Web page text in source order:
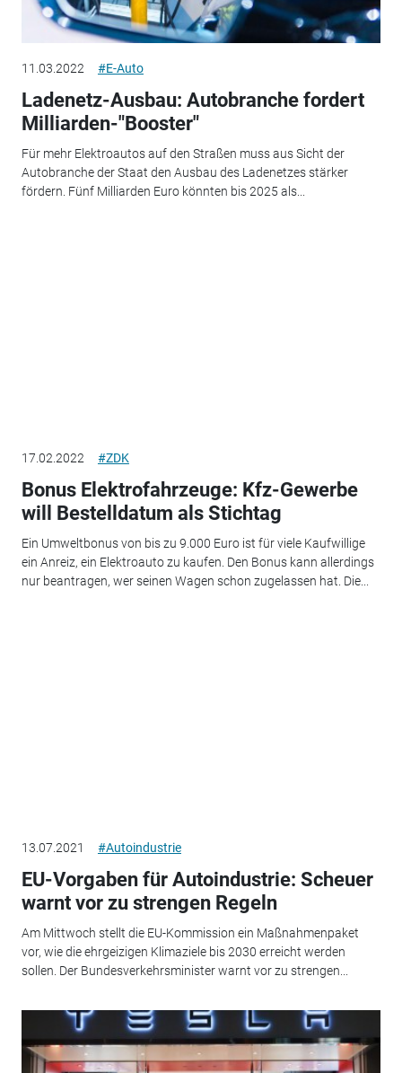
11.03.2022 #E-Auto
Ladenetz-Ausbau: Autobranche fordert
Milliarden-"Booster"
Für mehr Elektroautos auf den Straßen muss aus Sicht der
Autobranche der Staat den Ausbau des Ladenetzes stärker
fördern. Fünf Milliarden Euro könnten bis 2025 als...
17.02.2022 #ZDK
Bonus Elektrofahrzeuge: Kfz-Gewerbe
will Bestelldatum als Stichtag
Ein Umweltbonus von bis zu 9.000 Euro ist für viele Kaufwillige
ein Anreiz, ein Elektroauto zu kaufen. Den Bonus kann allerdings
nur beantragen, wer seinen Wagen schon zugelassen hat. Die...
13.07.2021 #Autoindustrie
EU-Vorgaben für Autoindustrie: Scheuer
warnt vor zu strengen Regeln
Am Mittwoch stellt die EU-Kommission ein Maßnahmenpaket
vor, wie die ehrgeizigen Klimaziele bis 2030 erreicht werden
sollen. Der Bundesverkehrsminister warnt vor zu strengen...